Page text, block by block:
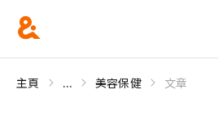
主頁 ... 美容保健 文章